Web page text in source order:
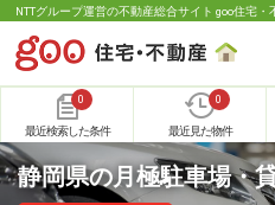
NTTグループ運営の不動産総合サイト goo住宅・
0
最近検索した条件
0
最近見た物件
静岡県の月極駐車場・